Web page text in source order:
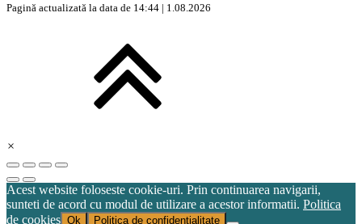
Pagină actualizată la data de 14:44 | 1.08.2026
×
Acest website foloseste cookie-uri. Prin continuarea navigarii,
sunteti de acord cu modul de utilizare a acestor informatii. Politica
de cookies Ok Politica de confidențialitate